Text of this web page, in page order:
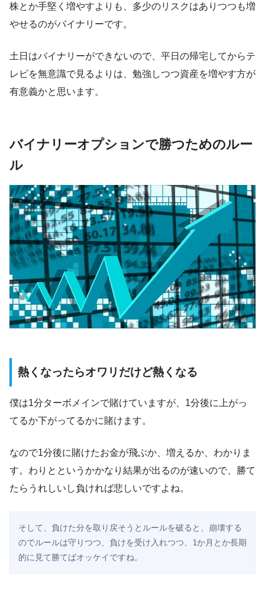
株とか手堅く増やすよりも、多少のリスクはありつつも増
やせるのがバイナリーです。
土日はバイナリーができないので、平日の帰宅してからテ
レビを無意識で見るよりは、勉強しつつ資産を増やす方が
有意義かと思います。
バイナリーオプションで勝つためのルー
ル
熱くなったらオワリだけど熱くなる
僕は1分ターボメインで賭けていますが、1分後に上がっ
てるか下がってるかに賭けます。
なので1分後に賭けたお金が飛ぶか、増えるか、わかりま
す。わりとというかかなり結果が出るのが速いので、勝て
たらうれしいし負ければ悲しいですよね。
そして、負けた分を取り戻そうとルールを破ると、崩壊する
のでルールは守りつつ、負けを受け入れつつ、1か月とか長期
的に見て勝てばオッケイですね。